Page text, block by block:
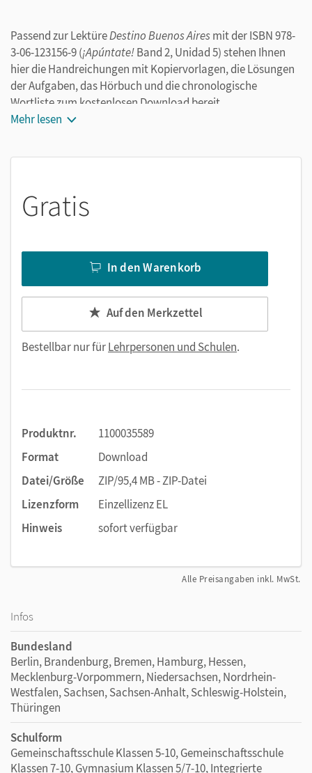
Passend zur LektüreDestino Buenos Airesmit der ISBN 978-
3-06-123156-9 (¡Apúntate!Band 2, Unidad 5) stehen Ihnen
hier die Handreichungen mit Kopiervorlagen, die Lösungen
der Aufgaben, das Hörbuch und die chronologische
Wortliste zum kostenlosen Download bereit.
Mehr lesen
Gratis
In den Warenkorb
Auf den Merkzettel
Bestellbar nur fürLehrpersonen und Schulen.
Produktnr.
1100035589
Format
Download
Datei/Größe
ZIP/95,4 MB - ZIP-Datei
Lizenzform
Einzellizenz EL
Hinweis
sofort verfügbar
Alle Preisangaben inkl. MwSt.
Infos
Bundesland
Berlin, Brandenburg, Bremen, Hamburg, Hessen,
Mecklenburg-Vorpommern, Niedersachsen, Nordrhein-
Westfalen, Sachsen, Sachsen-Anhalt, Schleswig-Holstein,
Thüringen
Schulform
Gemeinschaftsschule Klassen 5-10, Gemeinschaftsschule
Klassen 7-10, Gymnasium Klassen 5/7-10, Integrierte